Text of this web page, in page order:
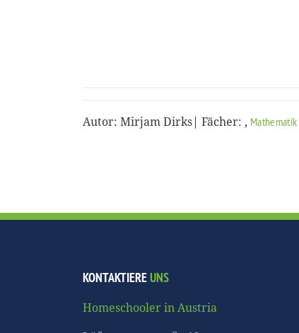
Autor: Mirjam Dirks| Fächer: , Mathematik
KONTAKTIEREUNS
Homeschooler in Austria